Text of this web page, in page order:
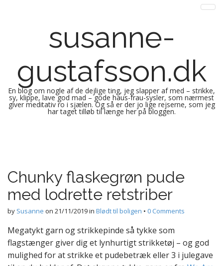
susanne-
gustafsson.dk
En blog om nogle af de dejlige ting, jeg slapper af med – strikke,
sy, klippe, lave god mad – gode haus-frau-sysler, som nærmest
giver meditativ ro i sjælen. Og så er der jo lige rejserne, som jeg
har taget tilløb til længe her på bloggen.
n
m
e
n
t
o
c
o
n
t
e
t
Chunky flaskegrøn pude
med lodrette retstriber
by Susanne on 21/11/2019in Blødt til boligen • 0 Comments
Megatykt garn og strikkepinde så tykke som
flagstænger giver dig et lynhurtigt strikketøj – og god
mulighed for at strikke et pudebetræk eller 3 i julegave